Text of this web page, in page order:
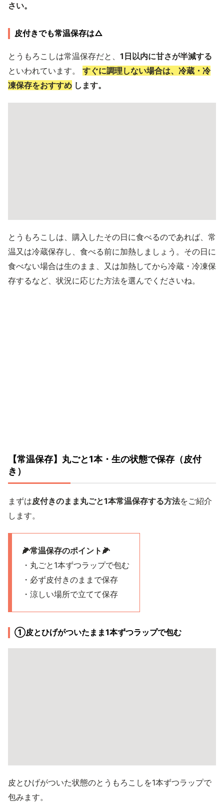
さい。
皮付きでも常温保存は△
とうもろこしは常温保存だと、 1日以内に甘さが半減する
といわれています。
すぐに調理しない場合は、冷蔵・冷
凍保存をおすすめ します。
とうもろこしは、購入したその日に食べるのであれば、常
温又は冷蔵保存し、食べる前に加熱しましょう。その日に
食べない場合は生のまま、又は加熱してから冷蔵・冷凍保
存するなど、状況に応じた方法を選んでくださいね。
【常温保存】丸ごと1本・生の状態で保存（皮付
き）
まずは皮付きのまま丸ごと1本常温保存する方法をご紹介
します。
🌽常温保存のポイント🌽
・丸ごと1本ずつラップで包む
・必ず皮付きのままで保存
・涼しい場所で立てて保存
①皮とひげがついたまま1本ずつラップで包む
皮とひげがついた状態のとうもろこしを1本ずつラップで
包みます。